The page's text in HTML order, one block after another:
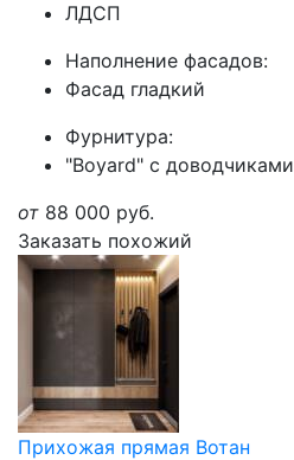
ЛДСП
Наполнение фасадов:
Фасад гладкий
Фурнитура:
"Boyard" с доводчиками
от 88 000 руб.
Заказать похожий
Прихожая прямая Вотан